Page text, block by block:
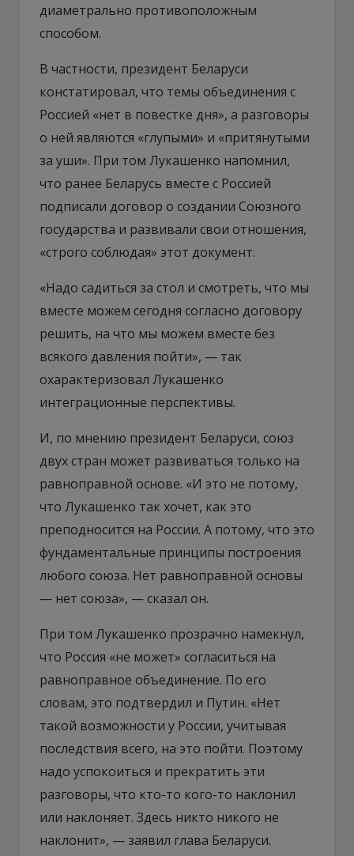
диаметрально противоположным
способом.
В частности, президент Беларуси
констатировал, что темы объединения с
Россией «нет в повестке дня», а разговоры
о ней являются «глупыми» и «притянутыми
за уши». При том Лукашенко напомнил,
что ранее Беларусь вместе с Россией
подписали договор о создании Союзного
государства и развивали свои отношения,
«строго соблюдая» этот документ.
«Надо садиться за стол и смотреть, что мы
вместе можем сегодня согласно договору
решить, на что мы можем вместе без
всякого давления пойти», — так
охарактеризовал Лукашенко
интеграционные перспективы.
И, по мнению президент Беларуси, союз
двух стран может развиваться только на
равноправной основе. «И это не потому,
что Лукашенко так хочет, как это
преподносится на России. А потому, что это
фундаментальные принципы построения
любого союза. Нет равноправной основы
— нет союза», — сказал он.
При том Лукашенко прозрачно намекнул,
что Россия «не может» согласиться на
равноправное объединение. По его
словам, это подтвердил и Путин. «Нет
такой возможности у России, учитывая
последствия всего, на это пойти. Поэтому
надо успокоиться и прекратить эти
разговоры, что кто-то кого-то наклонил
или наклоняет. Здесь никто никого не
наклонит», — заявил глава Беларуси.